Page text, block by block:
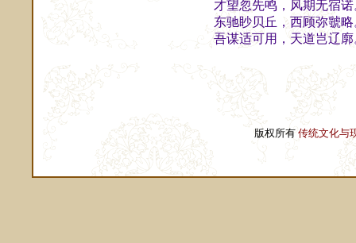
才望忽先鸣，风期无宿
东驰眇贝丘，西顾弥虢
吾谋适可用，天道岂辽
版权所有 传统文化与